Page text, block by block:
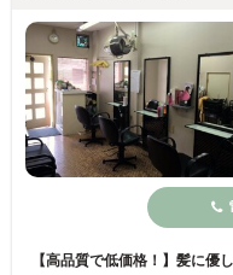
【高品質で低価格！】髪に優